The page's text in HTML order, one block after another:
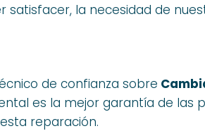
satisfacer, la necesidad de
de confianza sobre
es la mejor garantía de las
reparación.